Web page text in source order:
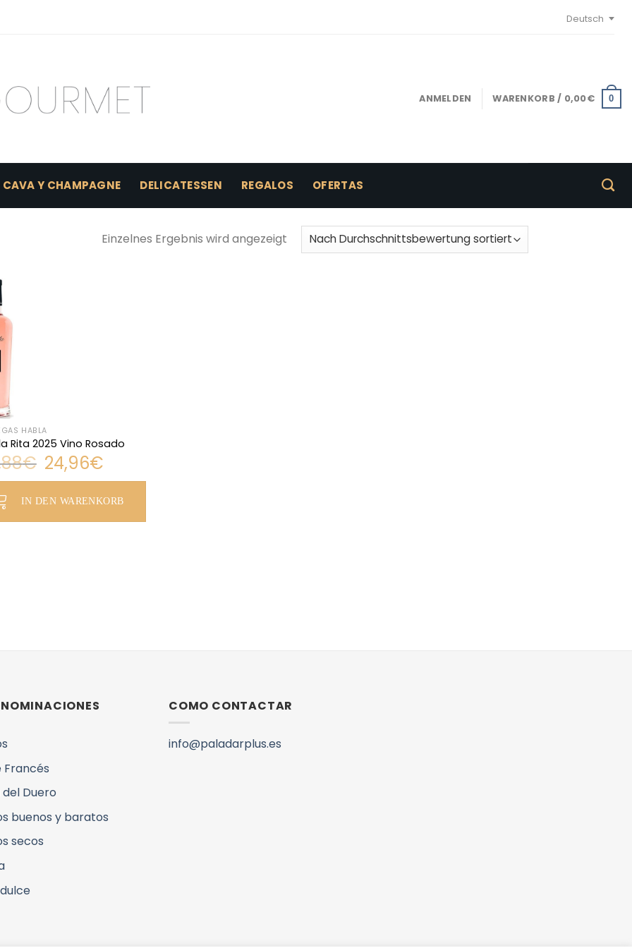
Deutsch
ANMELDEN WARENKORB / 0,00€ 0
CAVA Y CHAMPAGNE DELICATESSEN REGALOS OFERTAS
Einzelnes Ergebnis wird angezeigt
HABLA
Rita 2025 Vino Rosado
€ Ursprünglicher
Preis
24,96€Aktueller
Preis
IN DEN WARENKORB
Duero
buenos y baratos
secos
COMO CONTACTAR
info@paladarplus.es